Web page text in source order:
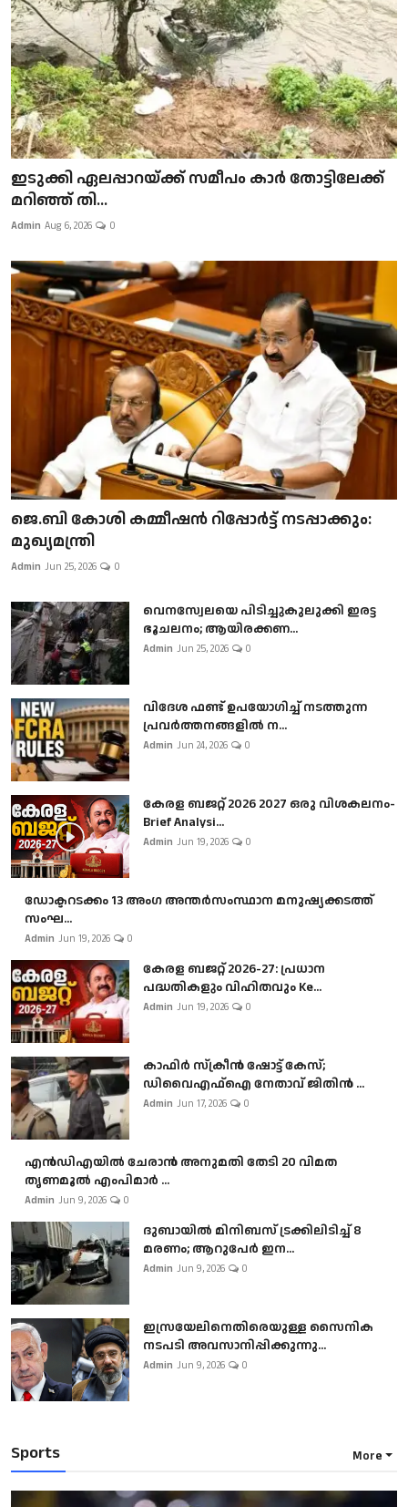
ഇടുക്കി ഏലപ്പാറയ്ക്ക് സമീപം കാർ തോട്ടിലേക്ക്
മറിഞ്ഞ് തി...
Admin Aug 6, 2026 0
ജെ.ബി കോശി കമ്മീഷൻ റിപ്പോർട്ട് നടപ്പാക്കും:
മുഖ്യമന്ത്രി
Admin Jun 25, 2026 0
വെനസ്വേലയെ പിടിച്ചുകുലുക്കി ഇരട്ട
ഭൂചലനം; ആയിരക്കണ...
Admin Jun 25, 2026 0
വിദേശ ഫണ്ട് ഉപയോഗിച്ച് നടത്തുന്ന
പ്രവർത്തനങ്ങളിൽ ന...
Admin Jun 24, 2026 0
കേരള ബജറ്റ് 2026 2027 ഒരു വിശകലനം-
Brief Analysi...
Admin Jun 19, 2026 0
ഡോക്ടറടക്കം 13 അംഗ അന്തർസംസ്ഥാന മനുഷ്യക്കടത്ത്
സംഘ...
Admin Jun 19, 2026 0
കേരള ബജറ്റ് 2026-27: പ്രധാന
പദ്ധതികളും വിഹിതവും Ke...
Admin Jun 19, 2026 0
കാഫിർ സ്‌ക്രീൻ ഷോട്ട് കേസ്;
ഡിവൈഎഫ്ഐ നേതാവ് ജിതിൻ ...
Admin Jun 17, 2026 0
എൻഡിഎയിൽ ചേരാൻ അനുമതി തേടി 20 വിമത
തൃണമൂൽ എംപിമാർ ...
Admin Jun 9, 2026 0
ദുബായിൽ മിനിബസ്​ ട്രക്കിലിടിച്ച് 8
മരണം; ആറുപേർ ഇന...
Admin Jun 9, 2026 0
ഇസ്രയേലിനെതിരെയുള്ള സൈനിക
നടപടി അവസാനിപ്പിക്കുന്നു...
Admin Jun 9, 2026 0
Sports More